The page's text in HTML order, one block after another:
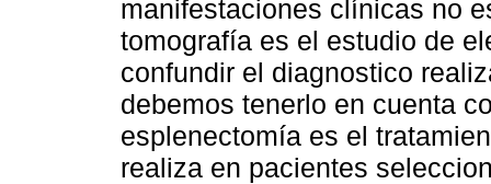
manifestaciones clínicas no
tomografía es el estudio de
confundir el diagnostico
debemos tenerlo en cuenta
esplenectomía es el
realiza en pacientes